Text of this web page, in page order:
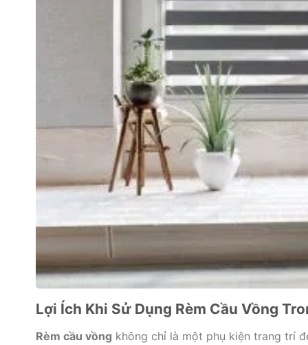
Lợi Ích Khi Sử Dụng Rèm Cầu Vồng
Rèm cầu vồng không chỉ là một phụ kiện trang trí